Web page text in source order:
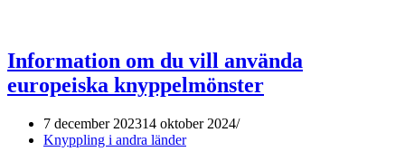
Information om du vill använda
europeiska knyppelmönster
7 december 202314 oktober 2024
Knyppling i andra länder